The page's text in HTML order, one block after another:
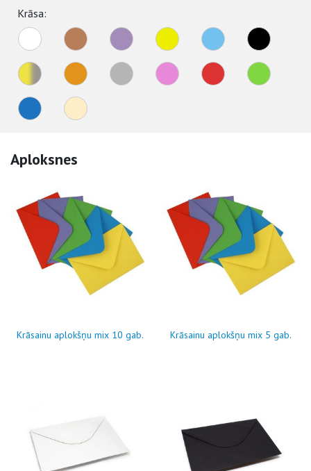
Krāsa:
Aploksnes
Krāsainu aplokšņu mix 10 gab. Krāsainu aplokšņu mix 5 gab.